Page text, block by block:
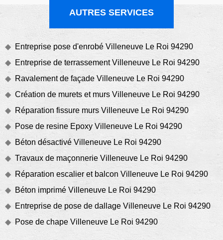
AUTRES SERVICES
Entreprise pose d'enrobé Villeneuve Le Roi 94290
Entreprise de terrassement Villeneuve Le Roi 94290
Ravalement de façade Villeneuve Le Roi 94290
Création de murets et murs Villeneuve Le Roi 94290
Réparation fissure murs Villeneuve Le Roi 94290
Pose de resine Epoxy Villeneuve Le Roi 94290
Béton désactivé Villeneuve Le Roi 94290
Travaux de maçonnerie Villeneuve Le Roi 94290
Réparation escalier et balcon Villeneuve Le Roi 94290
Béton imprimé Villeneuve Le Roi 94290
Entreprise de pose de dallage Villeneuve Le Roi 94290
Pose de chape Villeneuve Le Roi 94290